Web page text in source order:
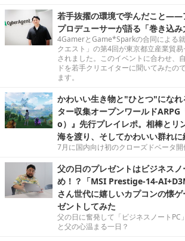
若手抜擢の環境で学んだこと――
プロデューサーが語る「巻き込
4GamerとGame*Sparkの合同による
クエスト」の第4回が東京都立産業貿
されました。このイベントに合わせ、
ドを若手クリエイターに聞いてみたの
ます。
かわいい生き物と"ひとつ"にな
ター収集オープンワールド
o）』先行プレイレポ。相棒とリ
海を渡り、そしてかわいい群れ
7月に国内向け初のクローズドベータ開
父の日のプレゼントはビジネス
め！？「MSI Prestige-14-
さん世代に嬉しいカプコンの懐
ゼントしてみた
父の日に奮発して「ビジネスノートPC
と父の心温まる一日？